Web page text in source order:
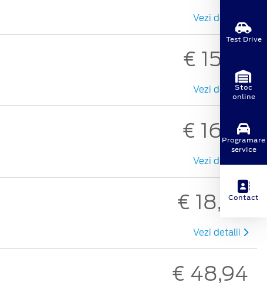
Vezi detalii
€ 15,10
Vezi detalii
€ 16,73
Vezi detalii
€ 18,69
Vezi detalii
€ 48,94
Test Drive
Stoc
online
Programare
service
Contact